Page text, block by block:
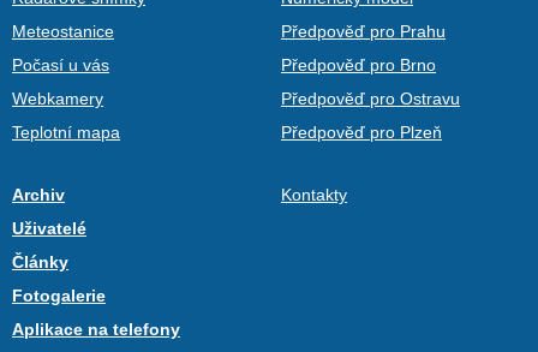
Meteostanice
Počasí u vás
Webkamery
Teplotní mapa
Předpověď pro Prahu
Předpověď pro Brno
Předpověď pro Ostravu
Předpověď pro Plzeň
Archiv
Uživatelé
Články
Fotogalerie
Aplikace na telefony
Kontakty